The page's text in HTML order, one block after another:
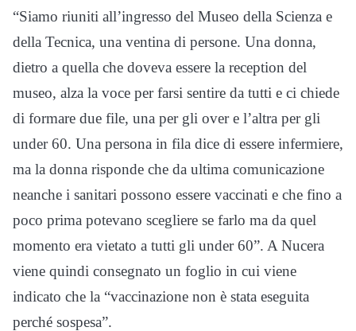
“Siamo riuniti all’ingresso del Museo della Scienza e
della Tecnica, una ventina di persone. Una donna,
dietro a quella che doveva essere la reception del
museo, alza la voce per farsi sentire da tutti e ci chiede
di formare due file, una per gli over e l’altra per gli
under 60. Una persona in fila dice di essere infermiere,
ma la donna risponde che da ultima comunicazione
neanche i sanitari possono essere vaccinati e che fino a
poco prima potevano scegliere se farlo ma da quel
momento era vietato a tutti gli under 60”. A Nucera
viene quindi consegnato un foglio in cui viene
indicato che la “vaccinazione non è stata eseguita
perché sospesa”.